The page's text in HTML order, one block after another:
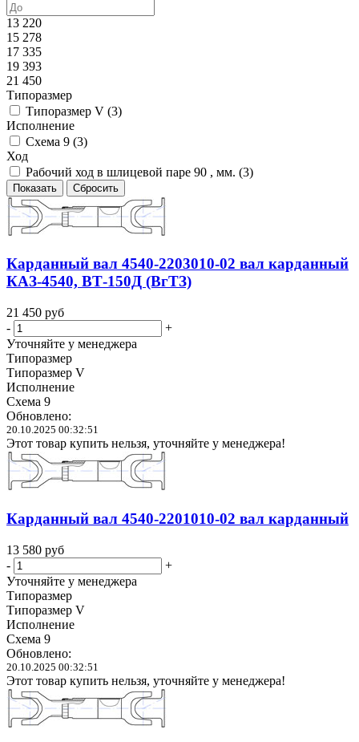
13 220
15 278
17 335
19 393
21 450
Типоразмер
Типоразмер V (3)
Исполнение
Схема 9 (3)
Ход
Рабочий ход в шлицевой паре 90 , мм. (3)
Показать Сбросить
Карданный вал 4540-2203010-02 вал карданный
КАЗ-4540, ВТ-150Д (ВгТЗ)
21 450 руб
-
+
Уточняйте у менеджера
Типоразмер
Типоразмер V
Исполнение
Схема 9
Обновлено:
20.10.2025 00:32:51
Этот товар купить нельзя, уточняйте у менеджера!
Карданный вал 4540-2201010-02 вал карданный
13 580 руб
-
+
Уточняйте у менеджера
Типоразмер
Типоразмер V
Исполнение
Схема 9
Обновлено:
20.10.2025 00:32:51
Этот товар купить нельзя, уточняйте у менеджера!